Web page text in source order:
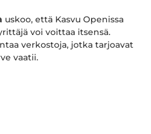
uskoo, että Kasvu Openissa
voi voittaa itsensä.
verkostoja, jotka tarjoavat
vaatii.